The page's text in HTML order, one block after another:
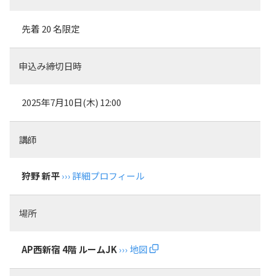
先着 20 名限定
申込み締切日時
2025年7月10日(木) 12:00
講師
狩野 新平››› 詳細プロフィール
場所
AP西新宿 4階 ルームJK››› 地図